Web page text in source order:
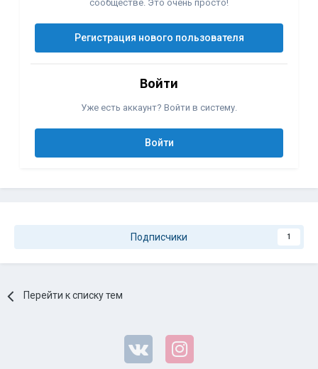
сообществе. Это очень просто!
Регистрация нового пользователя
Войти
Уже есть аккаунт? Войти в систему.
Войти
Подписчики 1
Перейти к списку тем